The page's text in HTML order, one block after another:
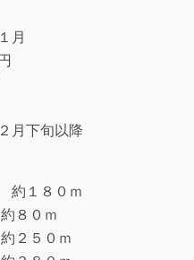
旬以降
０ｍ
０ｍ
０ｍ